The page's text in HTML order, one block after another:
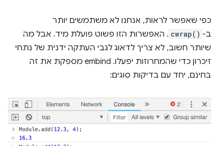
כפי שאפשר לראות, אנחנו לא משתמשים יותר
ב- cwrap() . האפשרות הזו פשוט פועלת מיד. אבל מה
שיותר חשוב, לא צריך לדאוג לגבי העתקה ידנית של נתחי
זיכרון כדי שהמחרוזות יפעלו. embind מספקת את זה
בחינם, יחד עם בדיקות סוגים: